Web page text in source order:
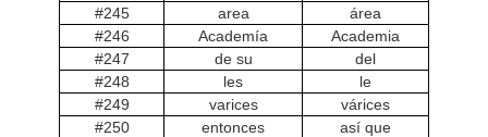
#245
area
área
#246
Academía
Academia
#247
de su
del
#248
les
le
#249
varices
várices
#250
entonces así que